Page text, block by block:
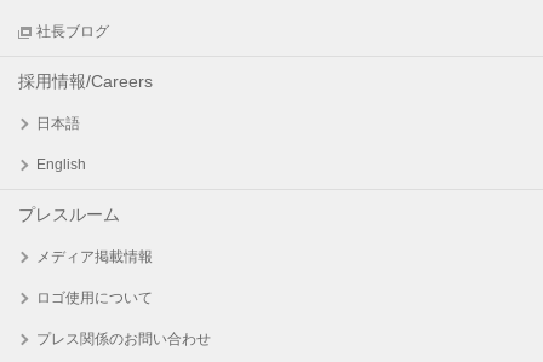
社長ブログ
採用情報/Careers
日本語
English
プレスルーム
メディア掲載情報
ロゴ使用について
プレス関係のお問い合わせ